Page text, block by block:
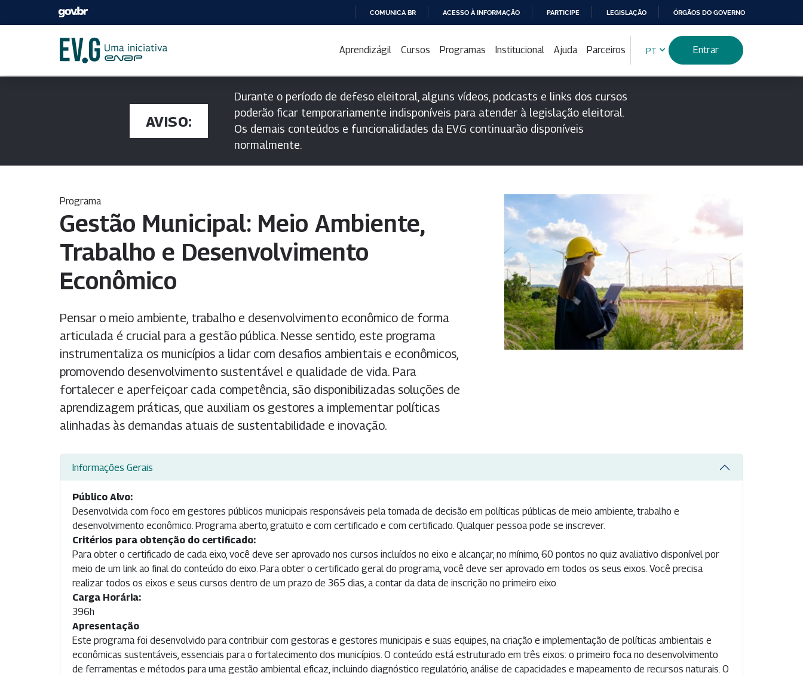
PARA
CONTEÚDO
COMUNICA BR ACESSO À INFORMAÇÃO PARTICIPE LEGISLAÇÃO ÓRGÃOS DO GOVERNO
Aprendizágil Cursos Programas Institucional Ajuda Parceiros PT Entrar
AVISO:
Durante o período de defeso eleitoral, alguns vídeos, podcasts e links dos cursos
poderão ficar temporariamente indisponíveis para atender à legislação eleitoral.
Os demais conteúdos e funcionalidades da EV.G continuarão disponíveis
normalmente.
Programa
Gestão Municipal: Meio Ambiente,
Trabalho e Desenvolvimento
Econômico
Pensar o meio ambiente, trabalho e desenvolvimento econômico de forma
articulada é crucial para a gestão pública. Nesse sentido, este programa
instrumentaliza os municípios a lidar com desafios ambientais e econômicos,
promovendo desenvolvimento sustentável e qualidade de vida. Para
fortalecer e aperfeiçoar cada competência, são disponibilizadas soluções de
aprendizagem práticas, que auxiliam os gestores a implementar políticas
alinhadas às demandas atuais de sustentabilidade e inovação.
Informações Gerais
Público Alvo:
Desenvolvida com foco em gestores públicos municipais responsáveis pela tomada de decisão em políticas públicas de meio ambiente, trabalho e
desenvolvimento econômico. Programa aberto, gratuito e com certificado e com certificado. Qualquer pessoa pode se inscrever.
Critérios para obtenção do certificado:
Para obter o certificado de cada eixo, você deve ser aprovado nos cursos incluídos no eixo e alcançar, no mínimo, 60 pontos no quiz avaliativo disponível por
meio de um link ao final do conteúdo do eixo. Para obter o certificado geral do programa, você deve ser aprovado em todos os seus eixos. Você precisa
realizar todos os eixos e seus cursos dentro de um prazo de 365 dias, a contar da data de inscrição no primeiro eixo.
Carga Horária:
396h
Apresentação
Este programa foi desenvolvido para contribuir com gestoras e gestores municipais e suas equipes, na criação e implementação de políticas ambientais e
econômicas sustentáveis, essenciais para o fortalecimento dos municípios. O conteúdo está estruturado em três eixos: o primeiro foca no desenvolvimento
de ferramentas e métodos para uma gestão ambiental eficaz, incluindo diagnóstico regulatório, análise de capacidades e mapeamento de recursos naturais. O